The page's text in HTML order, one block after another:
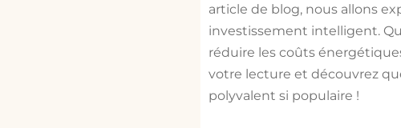
article de blog, nous allons
investissement intelligent.
réduire les coûts
votre lecture et découvrez
polyvalent si populaire !